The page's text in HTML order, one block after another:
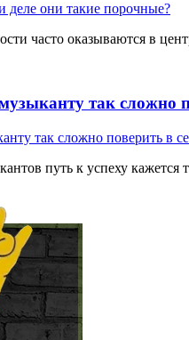
часто оказываются в
так сложно
путь к успеху